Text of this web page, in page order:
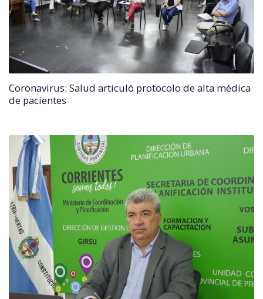
Coronavirus: Salud articuló protocolo de alta médica
de pacientes